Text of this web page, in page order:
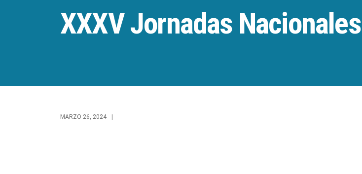
XXXV Jornadas
MARZO 26, 2024